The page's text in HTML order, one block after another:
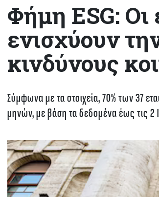
Φήμη ESG: Οι
ενισχύουν
κινδύνους
Σύμφωνα με τα στοιχεία, 70% των 37
μηνών, με βάση τα δεδομένα έως τις 2